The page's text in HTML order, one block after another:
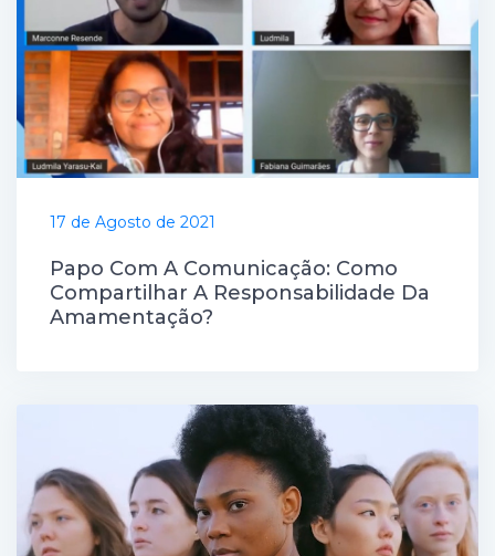
17 de Agosto de 2021
Papo Com A Comunicação: Como
Compartilhar A Responsabilidade Da
Amamentação?